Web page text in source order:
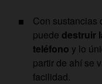
Con sustancias
puede destruir
teléfono y lo
partir de ahí se
facilidad.